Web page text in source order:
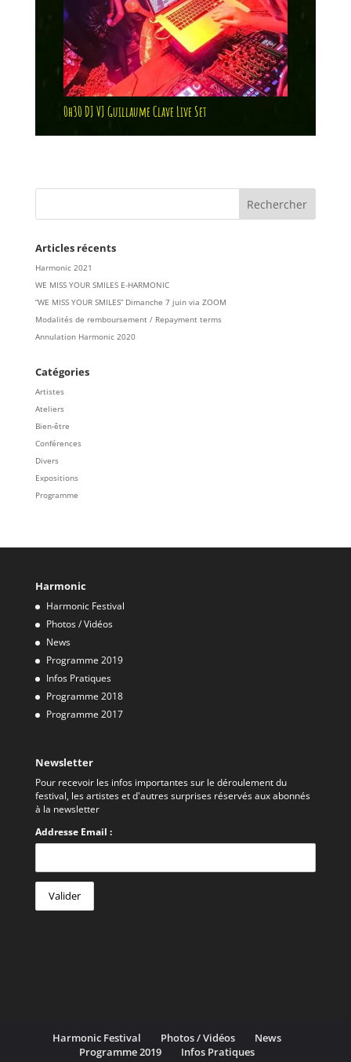
0h30 DJ VJ Guillaume Clave Live Set
Articles récents
Harmonic 2021
WE MISS YOUR SMILES E-HARMONIC
“WE MISS YOUR SMILES” Dimanche 7 juin via ZOOM
Modalités de remboursement / Repayment terms
Annulation Harmonic 2020
Catégories
Artistes
Ateliers
Bien-être
Conférences
Divers
Expositions
Programme
Harmonic
Harmonic Festival
Photos / Vidéos
News
Programme 2019
Infos Pratiques
Programme 2018
Programme 2017
Newsletter
Pour recevoir les infos importantes sur le déroulement du
festival, les artistes et d'autres surprises réservés aux abonnés
à la newsletter
Addresse Email :
Harmonic Festival Photos / Vidéos
News
Programme 2019
Infos Pratiques